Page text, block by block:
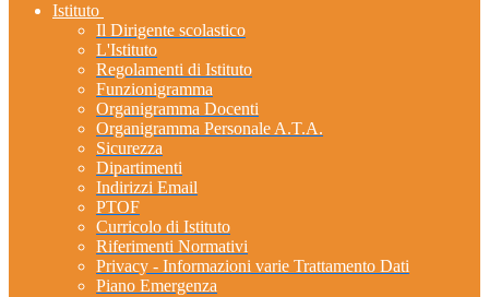
Istituto
Il Dirigente scolastico
L'Istituto
Regolamenti di Istituto
Funzionigramma
Organigramma Docenti
Organigramma Personale A.T.A.
Sicurezza
Dipartimenti
Indirizzi Email
PTOF
Curricolo di Istituto
Riferimenti Normativi
Privacy - Informazioni varie Trattamento Dati
Piano Emergenza